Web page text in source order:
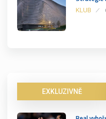
KLUB
EXKLUZIVNĚ